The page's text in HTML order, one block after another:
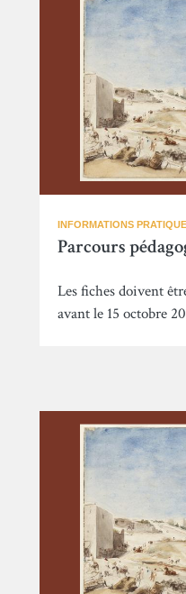
INFORMATIONS
Parcours
Les fiches doivent
avant le 15 octobre